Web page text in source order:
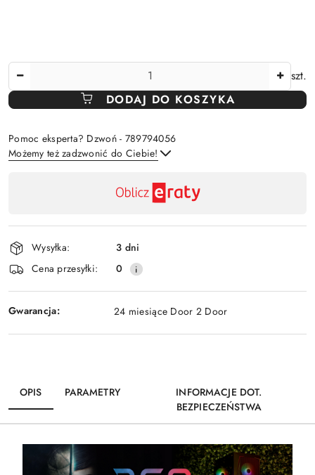
szt.
DODAJ DO KOSZYKA
Pomoc eksperta? Dzwoń - 789794056
Możemy też zadzwonić do Ciebie!
płatność
i
dostawa
Wysyłka:
3 dni
Cena przesyłki:
0
Gwarancja: 24 miesiące Door 2 Door
OPIS PARAMETRY
INFORMACJE DOT.
BEZPIECZEŃSTWA